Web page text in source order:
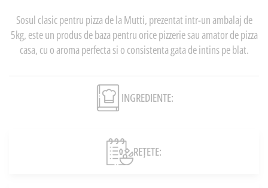
Sosul clasic pentru pizza de la Mutti, prezentat intr-un ambalaj de
5kg, este un produs de baza pentru orice pizzerie sau amator de pizza
casa, cu o aroma perfecta si o consistenta gata de intins pe blat.
INGREDIENTE:
REȚETE: